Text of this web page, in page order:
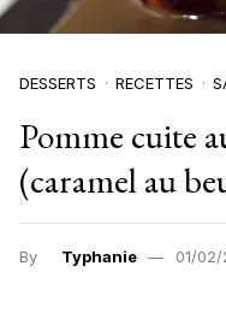
DESSERTS RECETTES
Pomme cuite
(caramel au
By Typhanie 01/02/